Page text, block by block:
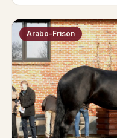
Arabo-Frison